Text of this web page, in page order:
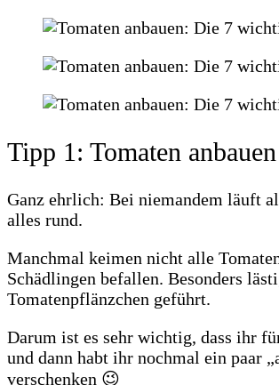
Tipp 1: Tomaten
Ganz ehrlich: Bei niemandem läuft
alles rund.
Manchmal keimen nicht alle
Schädlingen befallen. Besonders
Tomatenpflänzchen geführt.
Darum ist es sehr wichtig, dass ihr
und dann habt ihr nochmal ein paar
verschenken 😉